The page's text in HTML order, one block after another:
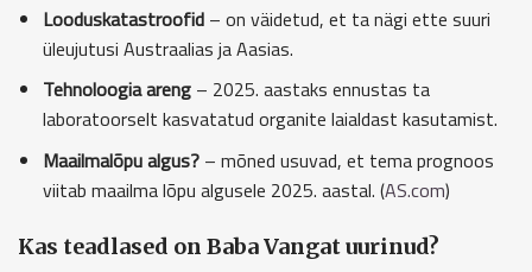
Looduskatastroofid– on väidetud, et ta nägi ette suuri
üleujutusi Austraalias ja Aasias.
Tehnoloogia areng– 2025. aastaks ennustas ta
laboratoorselt kasvatatud organite laialdast kasutamist.
Maailmalõpu algus?– mõned usuvad, et tema prognoos
viitab maailma lõpu algusele 2025. aastal. (AS.com)
Kas teadlased on Baba Vangat uurinud?